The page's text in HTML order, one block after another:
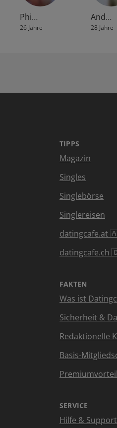
Phi…
26 Jahre
And…
28 Jahre
TIPPS
Magazin
Singles
Singlebörse
Singlereisen
datingcafe.at
datingcafe.ch
FAKTEN
Was ist
Sicherheit &
Redaktionelle
Basis-
SERVICE
Hilfe & Support